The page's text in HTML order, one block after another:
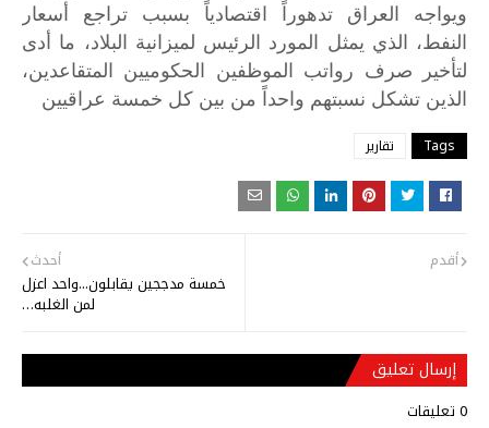
ويواجه العراق تدهوراً اقتصادياً بسبب تراجع
أسعار
النفط،
الذي يمثل المورد الرئيس لميزانية البلاد، ما
أدى
لتأخير
صرف رواتب الموظفين الحكوميين
المتقاعدين،
الذين تشكل نسبتهم واحداً من بين كل خمسة عراقيين
Tags تقارير
أحدث
خمسة مدججين يقابلون...واحد اعزل
لمن الغلبه…
أقدم
إرسال تعليق
0 تعليقات